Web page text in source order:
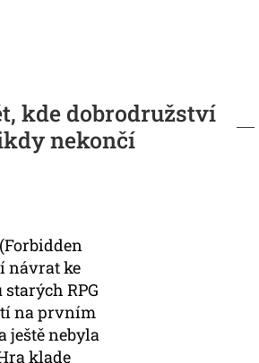
kde dobrodružství
nekončí
návrat ke
RPG
na prvním
ještě nebyla
klade